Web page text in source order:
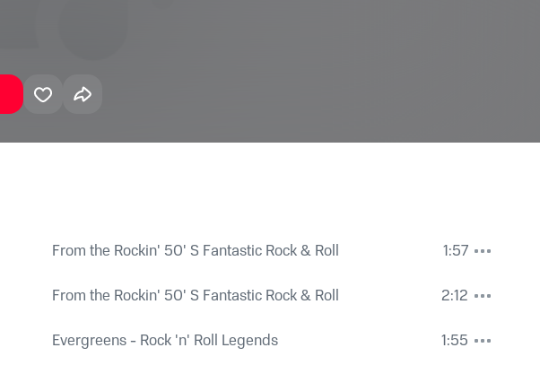
From the Rockin' 50' S Fantastic Rock & Roll
1:57
From the Rockin' 50' S Fantastic Rock & Roll
2:12
Evergreens - Rock 'n' Roll Legends
1:55